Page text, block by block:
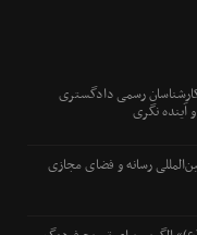
رسمی دادگستری
آینده نگری
رسانه و فضای مجازی